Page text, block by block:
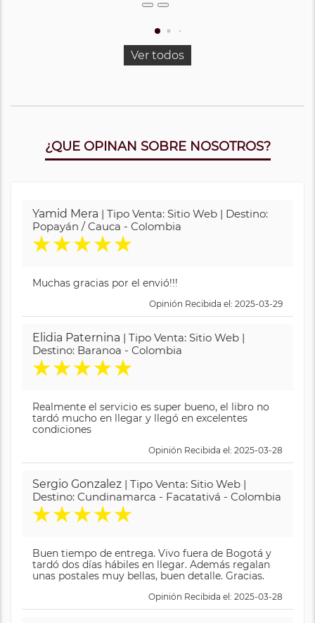
Ver todos
¿QUE OPINAN SOBRE NOSOTROS?
Yamid Mera | Tipo Venta: Sitio Web | Destino:
Popayán / Cauca - Colombia
★★★★★
Muchas gracias por el envió!!!
Opinión Recibida el: 2025-03-29
Elidia Paternina | Tipo Venta: Sitio Web |
Destino: Baranoa - Colombia
★★★★★
Realmente el servicio es super bueno, el libro no
tardó mucho en llegar y llegó en excelentes
condiciones
Opinión Recibida el: 2025-03-28
Sergio Gonzalez | Tipo Venta: Sitio Web |
Destino: Cundinamarca - Facatativá - Colombia
★★★★★
Buen tiempo de entrega. Vivo fuera de Bogotá y
tardó dos días hábiles en llegar. Además regalan
unas postales muy bellas, buen detalle. Gracias.
Opinión Recibida el: 2025-03-28